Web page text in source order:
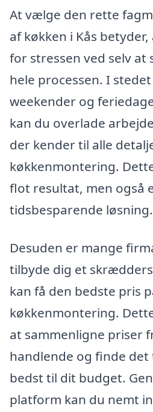
At vælge den rette
af køkken i Kås
for stressen ved selv at
hele processen. I
weekender og
kan du overlade
der kender til alle
køkkenmontering.
flot resultat, men også
tidsbesparende løsning.
Desuden er mange
tilbyde dig et
kan få den bedste pris
køkkenmontering.
at sammenligne priser
handlende og finde
bedst til dit budget.
platform kan du nemt